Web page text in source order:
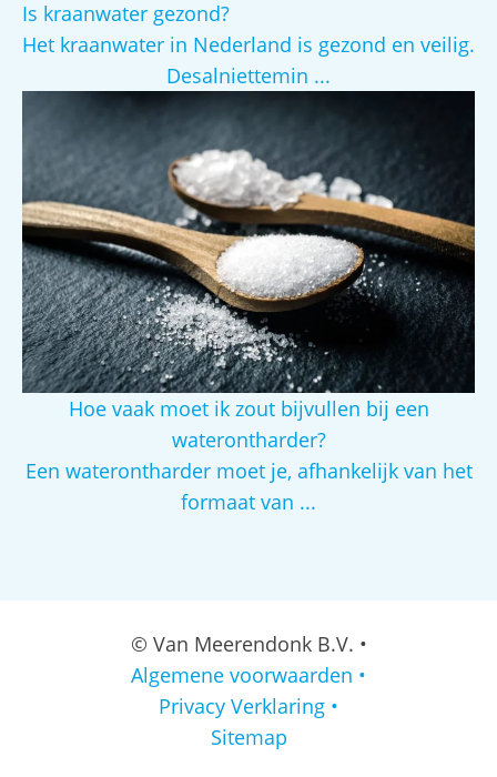
Is kraanwater gezond?
Het kraanwater in Nederland is gezond en veilig.
Desalniettemin ...
Hoe vaak moet ik zout bijvullen bij een
waterontharder?
Een waterontharder moet je, afhankelijk van het
formaat van ...
© Van Meerendonk B.V. •
Algemene voorwaarden •
Privacy Verklaring •
Sitemap